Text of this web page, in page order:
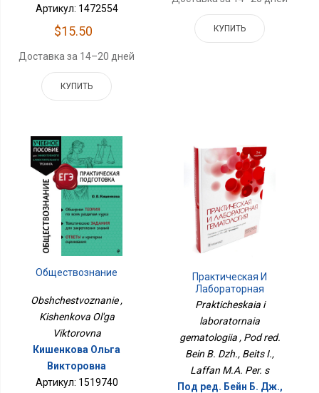
Артикул: 1472554
$15.50
Доставка за 14–20 дней
КУПИТЬ
КУПИТЬ
Обществознание
Obshchestvoznanie ,
Kishenkova Ol'ga
Viktorovna
Кишенкова Ольга
Викторовна
Артикул: 1519740
Практическая И
Лабораторная
Гематология
Prakticheskaia i
laboratornaia
gematologiia , Pod red.
Bein B. Dzh., Beits I.,
Laffan M.A. Per. s
Под ред. Бейн Б. Дж.,